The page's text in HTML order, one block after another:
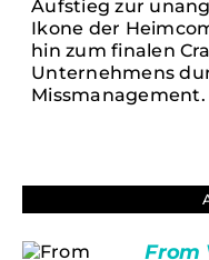
Aufstieg zur
Ikone der
hin zum finalen
Unternehmens
Missmanagement.
From